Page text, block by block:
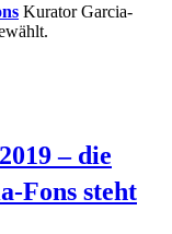
Kurator Garcia-
– die
Fons steht